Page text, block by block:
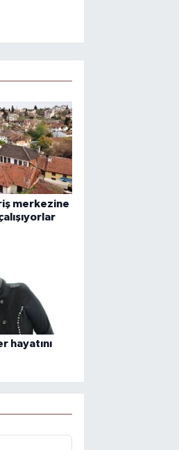
merkezine
hayatını